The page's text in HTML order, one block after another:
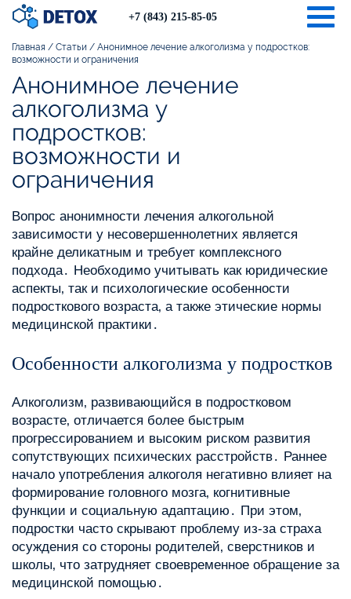
+7 (843) 215-85-05
Главная / Статьи / Анонимное лечение алкоголизма у подростков:
возможности и ограничения
Анонимное лечение
алкоголизма у
подростков:
возможности и
ограничения
Вопрос анонимности лечения алкогольной
зависимости у несовершеннолетних является
крайне деликатным и требует комплексного
подхода․ Необходимо учитывать как юридические
аспекты‚ так и психологические особенности
подросткового возраста‚ а также этические нормы
медицинской практики․
Особенности алкоголизма у подростков
Алкоголизм‚ развивающийся в подростковом
возрасте‚ отличается более быстрым
прогрессированием и высоким риском развития
сопутствующих психических расстройств․ Раннее
начало употребления алкоголя негативно влияет на
формирование головного мозга‚ когнитивные
функции и социальную адаптацию․ При этом‚
подростки часто скрывают проблему из-за страха
осуждения со стороны родителей‚ сверстников и
школы‚ что затрудняет своевременное обращение за
медицинской помощью․